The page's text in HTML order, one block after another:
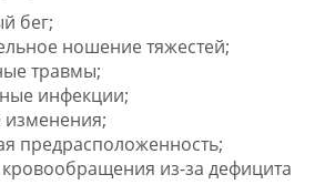
бег;
ношение тяжестей;
травмы;
инфекции;
изменения;
предрасположенность;
из-за дефицита